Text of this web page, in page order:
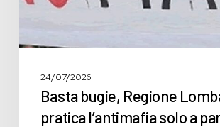
24/07/2026
Basta bugie, Regione
pratica l’antimafia solo a